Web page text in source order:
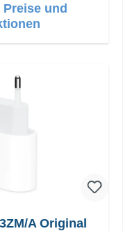
Weiss
und
A Original